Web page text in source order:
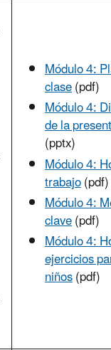
Módulo 4:
clase(pdf)
Módulo 4:
de la
(pptx)
Módulo 4:
trabajo(pdf)
Módulo 4:
clave(pdf)
Módulo 4:
ejercicios
niños(pdf)